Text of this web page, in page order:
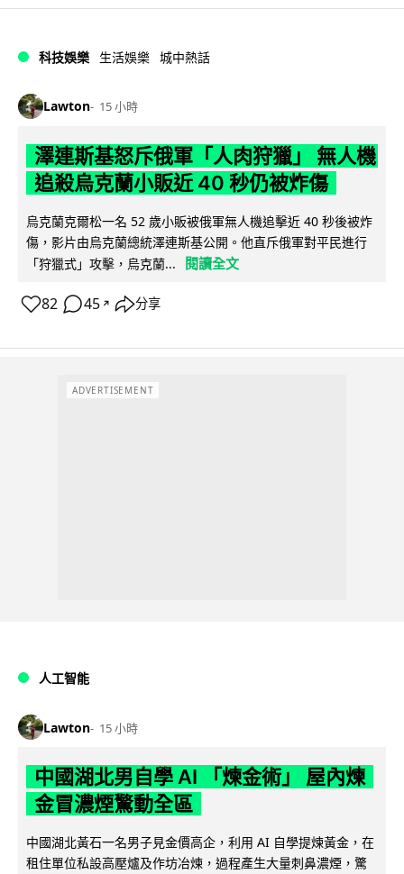
科技娛樂 生活娛樂 城中熱話
Lawton 15 小時
澤連斯基怒斥俄軍「人肉狩獵」 無人機
追殺烏克蘭小販近 40 秒仍被炸傷
烏克蘭克爾松一名 52 歲小販被俄軍無人機追擊近 40 秒後被炸
傷，影片由烏克蘭總統澤連斯基公開。他直斥俄軍對平民進行
「狩獵式」攻擊，烏克蘭...
閱讀全文
82 45 ↗ 分享
ADVERTISEMENT
人工智能
Lawton 15 小時
中國湖北男自學 AI 「煉金術」 屋內煉
金冒濃煙驚動全區
中國湖北黃石一名男子見金價高企，利用 AI 自學提煉黃金，在
租住單位私設高壓爐及作坊冶煉，過程產生大量刺鼻濃煙，驚